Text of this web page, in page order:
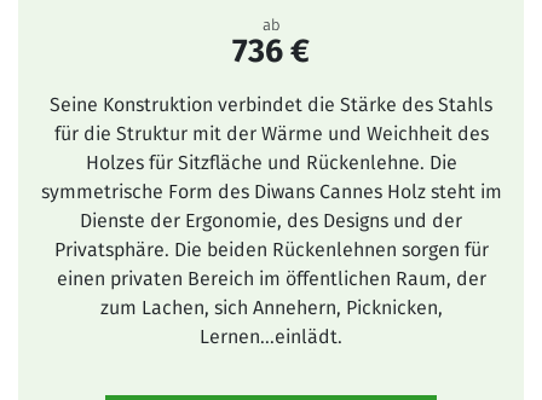
ab
736 €
Seine Konstruktion verbindet die Stärke des Stahls
für die Struktur mit der Wärme und Weichheit des
Holzes für Sitzfläche und Rückenlehne. Die
symmetrische Form des Diwans Cannes Holz steht im
Dienste der Ergonomie, des Designs und der
Privatsphäre. Die beiden Rückenlehnen sorgen für
einen privaten Bereich im öffentlichen Raum, der
zum Lachen, sich Annehern, Picknicken,
Lernen...einlädt.